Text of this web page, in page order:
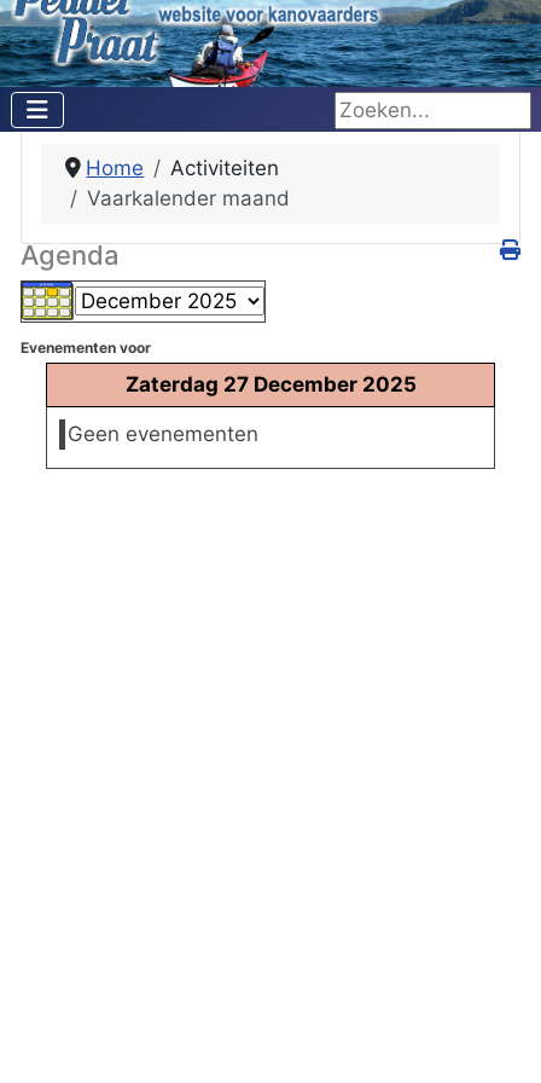
Zoeken...
Home
Activiteiten
Vaarkalender maand
Agenda
Evenementen voor
Zaterdag 27 December 2025
Geen evenementen